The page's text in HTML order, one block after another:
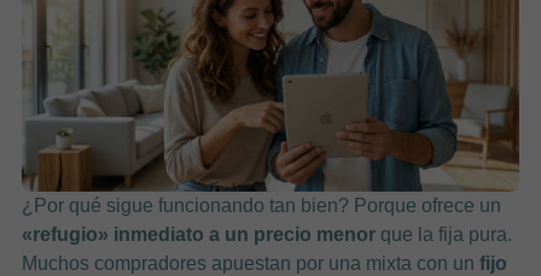
¿Por qué sigue funcionando tan bien? Porque ofrece un
«refugio» inmediato a un precio menorque la fija pura.
Muchos compradores apuestan por una mixta con un fijo